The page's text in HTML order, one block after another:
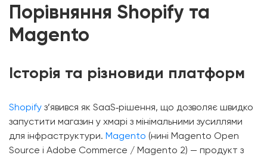
Порівняння Shopify та
Magento
Історія та різновиди платформ
Shopify з’явився як SaaS‑рішення, що дозволяє швидко
запустити магазин у хмарі з мінімальними зусиллями
для інфраструктури. Magento (нині Magento Open
Source і Adobe Commerce / Magento 2) — продукт з